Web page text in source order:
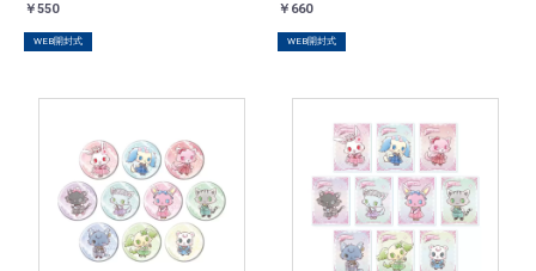
￥550
WEB開封式
￥660
WEB開封式